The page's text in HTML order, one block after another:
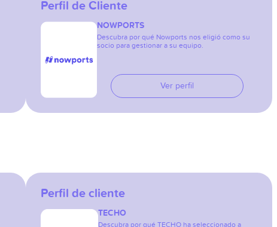
Perfil de Cliente
NOWPORTS
Descubra por qué Nowports nos eligió como su
socio para gestionar a su equipo.
Ver perfil
Perfil de cliente
TECHO
Descubra por qué TECHO ha seleccionado a